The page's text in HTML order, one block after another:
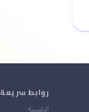
روابط سريعة
الرئيسية